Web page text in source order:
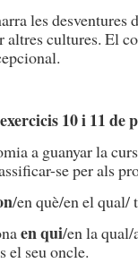
les desventures
altres cultures. El
10 i 11
a guanyar la
se per als
/en què/en el qual/
en qui/en la
el seu oncle.